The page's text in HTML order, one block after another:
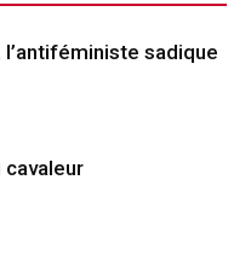
l’antiféministe sadique
cavaleur